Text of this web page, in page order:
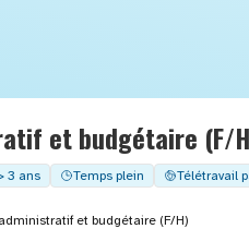
et budgétaire (F/
3 ans Temps plein Télétravail
et budgétaire (F/H)